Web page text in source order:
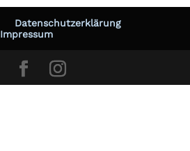
Datenschutzerklärung
Impressum